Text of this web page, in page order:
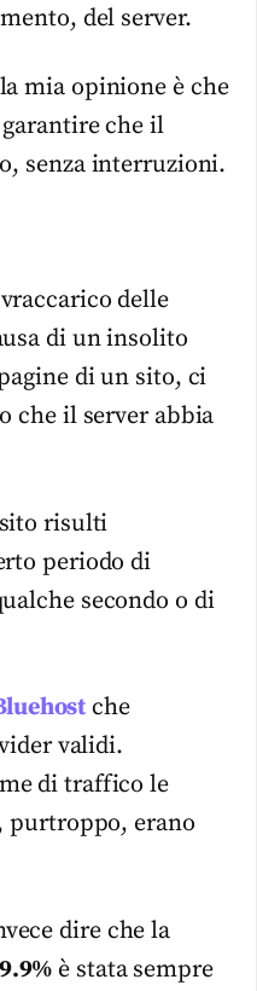
del server.
mia opinione è che
che il
senza interruzioni.
delle
di un insolito
di un sito, ci
che il server abbia
risulti
periodo di
secondo o di
che
validi.
di traffico le
purtroppo, erano
dire che la
è stata sempre